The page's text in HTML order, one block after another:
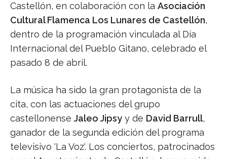
Castellón, en colaboración con la Asociación
Cultural Flamenca Los Lunares de Castellón,
dentro de la programación vinculada al Día
Internacional del Pueblo Gitano, celebrado el
pasado 8 de abril.
La música ha sido la gran protagonista de la
cita, con las actuaciones del grupo
castellonense Jaleo Jipsy y de David Barrull,
ganador de la segunda edición del programa
televisivo 'La Voz'. Los conciertos, patrocinados